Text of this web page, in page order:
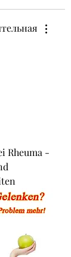
Rheuma -